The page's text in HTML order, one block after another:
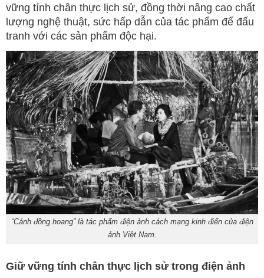
vững tính chân thực lịch sử, đồng thời nâng cao chất
lượng nghệ thuật, sức hấp dẫn của tác phẩm để đấu
tranh với các sản phẩm độc hại.
“Cánh đồng hoang” là tác phẩm điện ảnh cách mạng kinh điển của điện
ảnh Việt Nam.
Giữ vững tính chân thực lịch sử trong điện ảnh